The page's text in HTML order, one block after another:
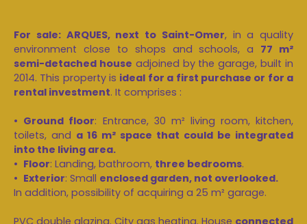
For sale: ARQUES, next to Saint-Omer, in a quality
environment close to shops and schools, a 77 m²
semi-detached house adjoined by the garage, built in
2014. This property is ideal for a first purchase or for a
rental investment. It comprises :
Ground floor: Entrance, 30 m² living room, kitchen,
toilets, and a 16 m² space that could be integrated
into the living area.
Floor: Landing, bathroom, three bedrooms.
Exterior: Small enclosed garden, not overlooked.
In addition, possibility of acquiring a 25 m² garage.